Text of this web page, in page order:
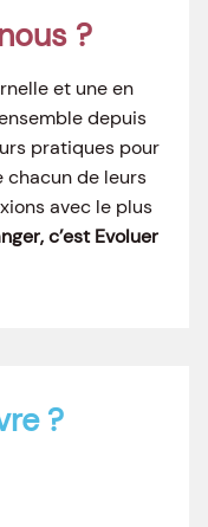
?
et une en
depuis
pratiques pour
de leurs
avec le plus
c’est Evoluer
?